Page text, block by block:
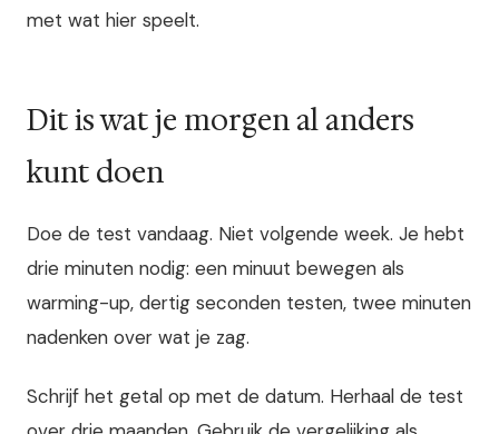
met wat hier speelt.
Dit is wat je morgen al anders
kunt doen
Doe de test vandaag. Niet volgende week. Je hebt
drie minuten nodig: een minuut bewegen als
warming-up, dertig seconden testen, twee minuten
nadenken over wat je zag.
Schrijf het getal op met de datum. Herhaal de test